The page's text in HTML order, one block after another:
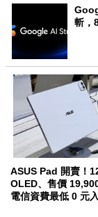
斬，
ASUS Pad 開賣！
OLED、售價
電信資費最低 0 元